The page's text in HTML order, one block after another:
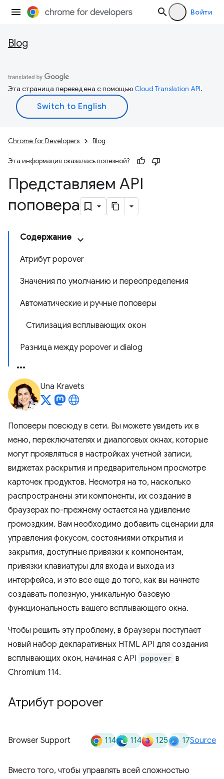
Войти
Blog
Эта страница переведена с помощьюCloud Translation API.
Chrome for Developers Blog
Эта информация оказалась полезной?
Представляем API
поповера
Содержание
Атрибут popover
Значения по умолчанию и переопределения
Автоматические и ручные поповеры
Стилизация всплывающих окон
Разница между popover и dialog
Una Kravets
Поповеры повсюду в сети. Вы можете увидеть их в
меню, переключателях и диалоговых окнах, которые
могут проявляться в настройках учетной записи,
виджетах раскрытия и предварительном просмотре
карточек продуктов. Несмотря на то, насколько
распространены эти компоненты, их создание в
браузерах по-прежнему остается на удивление
громоздким. Вам необходимо добавить сценарии для
управления фокусом, состояниями открытия и
закрытия, доступные привязки к компонентам,
привязки клавиатуры для входа и выхода из
интерфейса, и это все еще до того, как вы начнете
создавать полезную, уникальную базовую
функциональность вашего всплывающего окна.
Чтобы решить эту проблему, в браузеры поступает
новый набор декларативных HTML API для создания
всплывающих окон, начиная с API popover в
Chromium 114.
Атрибут popover
Browser Support 114 114 125 17Source
Вместо того, чтобы управлять всей сложностью